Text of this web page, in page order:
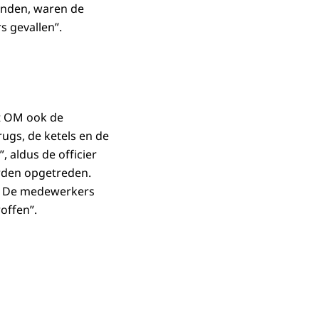
waren de
gevallen”.
OM ook de
de ketels en de
aldus de officier
opgetreden.
medewerkers